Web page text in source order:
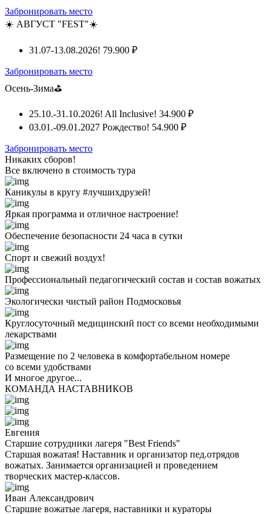
Забронировать место
☀️ АВГУСТ "FEST"☀️
31.07-13.08.2026! 79.900 ₽
Забронировать место
Осень-Зима⛳
25.10.-31.10.2026! All Inclusive! 34.900 ₽
03.01.-09.01.2027 Рождество! 54.900 ₽
Забронировать место
Никаких сборов!
Все включено в стоимость тура
Каникулы в кругу #лучшихдрузей!
Яркая программа и отличное настроение!
Обеспечение безопасности 24 часа в сутки
Спорт и свежий воздух!
Профессиональный педагогический состав и состав вожатых
Экологически чистый район Подмосковья
Круглосуточный медицинский пост со всеми необходимыми
лекарствами
Размещение по 2 человека в комфортабельном номере
со всеми удобствами
И многое другое...
КОМАНДА НАСТАВНИКОВ
Евгения
Старшие сотрудники лагеря "Best Friends"
Старшая вожатая! Наставник и организатор пед.отрядов
вожатых. Занимается организацией и проведением
творческих мастер-классов.
Иван Александрович
Старшие вожатые лагеря, наставники и кураторы